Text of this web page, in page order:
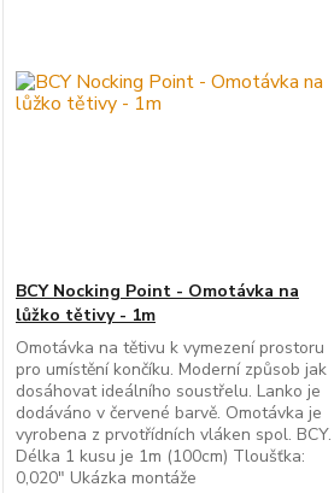
BCY Nocking Point - Omotávka na
lůžko tětivy - 1m
Omotávka na tětivu k vymezení prostoru
pro umístění končíku. Moderní způsob jak
dosáhovat ideálního soustřelu. Lanko je
dodáváno v červené barvě. Omotávka je
vyrobena z prvotřídních vláken spol. BCY.
Délka 1 kusu je 1m (100cm) Tloušťka:
0,020" Ukázka montáže